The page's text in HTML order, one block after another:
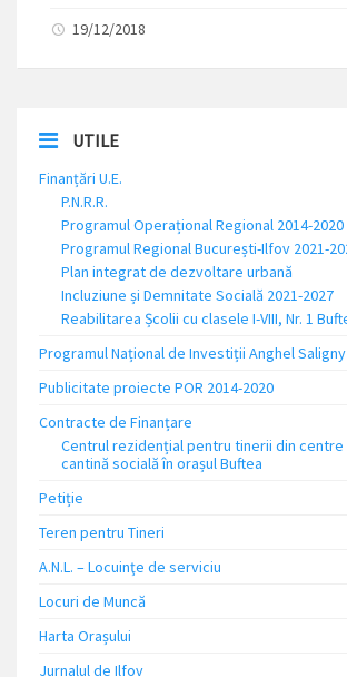
19/12/2018
UTILE
Finanțări U.E.
P.N.R.R.
Programul Operațional Regional 2014-2020
Programul Regional București-Ilfov 2021-
Plan integrat de dezvoltare urbană
Incluziune și Demnitate Socială 2021-2027
Reabilitarea Școlii cu clasele I-VIII, Nr. 1
Programul Național de Investiții Anghel Saligny
Publicitate proiecte POR 2014-2020
Contracte de Finanțare
Centrul rezidențial pentru tinerii din centre
cantină socială în orașul Buftea
Petiție
Teren pentru Tineri
A.N.L. – Locuinţe de serviciu
Locuri de Muncă
Harta Orașului
Jurnalul de Ilfov